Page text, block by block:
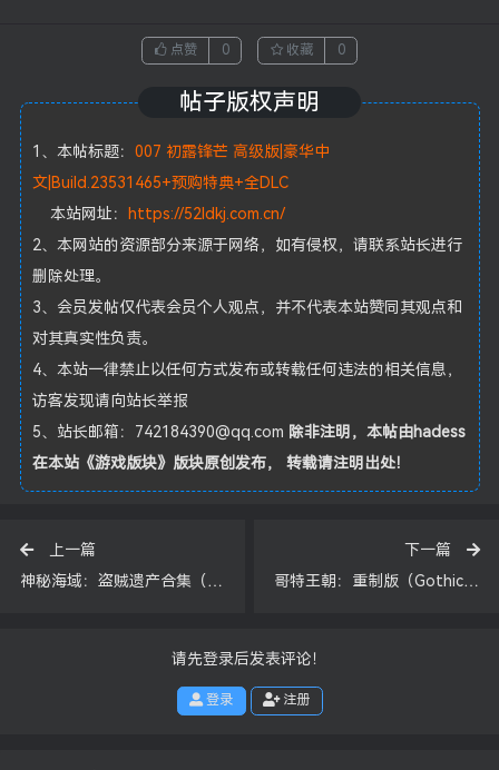
点赞 0 收藏 0
帖子版权声明
1、本帖标题： 007 初露锋芒 高级版|豪华中
文|Build.23531465+预购特典+全DLC
本站网址：
https://52ldkj.com.cn/
2、本网站的资源部分来源于网络，如有侵权，请联系站长进行
删除处理。
3、会员发帖仅代表会员个人观点，并不代表本站赞同其观点和
对其真实性负责。
4、本站一律禁止以任何方式发布或转载任何违法的相关信息，
访客发现请向站长举报
5、站长邮箱：742184390@qq.com 除非注明，本帖由hadess
在本站《游戏版块》 版块原创发布， 转载请注明出处！
上一篇
神秘海域：盗贼遗产合集（UNCHARTED: Legacy of Thieves Collection）中文版，直接玩
下一篇
哥特王朝：重制版（Gothic 1 Remake）版本：v168098
请先登录后发表评论！
登录 注册